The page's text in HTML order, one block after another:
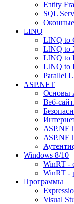
Entity
SQL
LINQ
LINQ to
LINQ to
LINQ to
LINQ to
Parallel
ASP.NET
Основы
Веб-
Windows 8/10
WinRT -
WinRT -
Программы
Visual